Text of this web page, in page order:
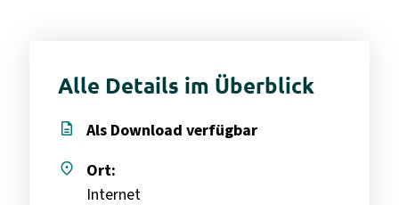
Alle Details im Überblick
description
Als Download verfügbar
place
Ort:
Internet